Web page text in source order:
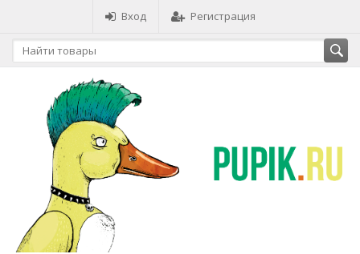
Вход Регистрация